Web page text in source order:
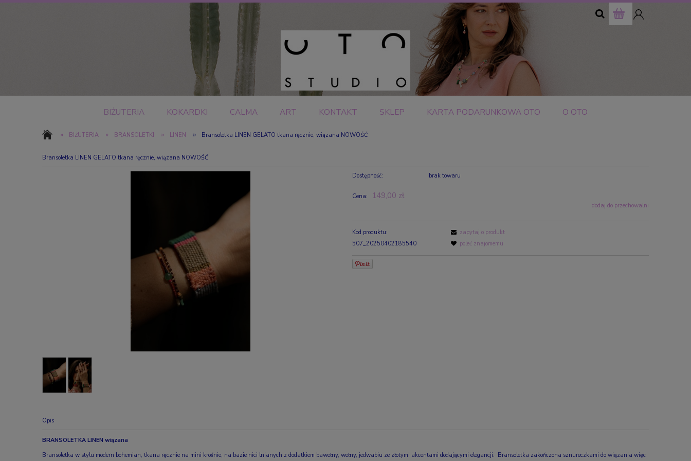
BIŻUTERIA KOKARDKI CALMA ART KONTAKT SKLEP KARTA PODARUNKOWA OTO O OTO
» BIŻUTERIA » BRANSOLETKI » LINEN » Bransoletka LINEN GELATO tkana ręcznie, wiązana NOWOŚĆ
Bransoletka LINEN GELATO tkana ręcznie, wiązana NOWOŚĆ
Dostępność: brak towaru
Cena: 149,00 zł
dodaj do przechowalni
Kod produktu:
507_20250402185540
zapytaj o produkt
poleć znajomemu
Opis
BRANSOLETKA LINEN wiązana
Bransoletka w stylu modern bohemian, tkana ręcznie na mini krośnie, na bazie nici lnianych z dodatkiem bawełny, wełny, jedwabiu ze złotymi akcentami dodającymi elegancji. Bransoletka zakończona sznureczkami do wiązania więc